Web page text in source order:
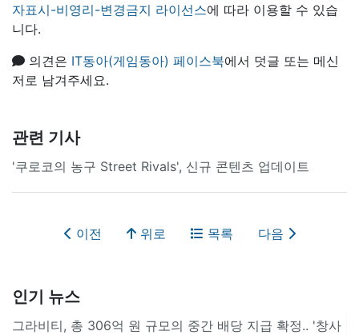
자표시-비영리-변경금지 라이선스에 따라 이용할 수 있습
니다.
의견은 IT동아(게임동아) 페이스북에서 덧글 또는 메신
저로 남겨주세요.
관련 기사
'쿠로코의 농구 Street Rivals', 신규 콘텐츠 업데이트
이전 위로 목록 다음
인기 뉴스
그라비티, 총 306억 원 규모의 중간 배당 지급 확정.. '창사